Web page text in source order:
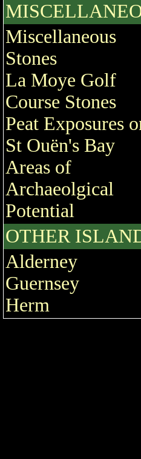
Miscellaneous
Stones
La Moye Golf
Course Stones
Peat Exposures
St Ouën's Bay
Areas of
Archaeolgical
Potential
OTHER
Alderney
Guernsey
Herm